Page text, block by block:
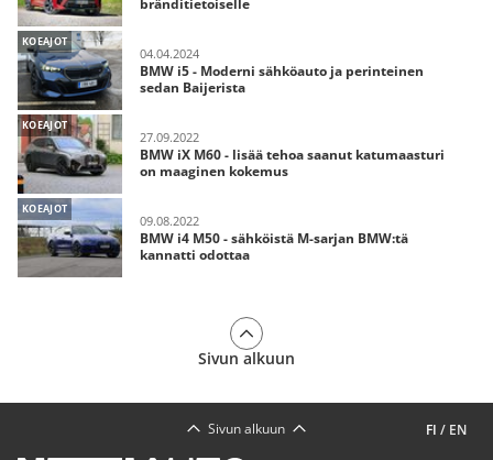
bränditietoiselle
KOEAJOT
04.04.2024
BMW i5 - Moderni sähköauto ja perinteinen
sedan Baijerista
KOEAJOT
27.09.2022
BMW iX M60 - lisää tehoa saanut katumaasturi
on maaginen kokemus
KOEAJOT
09.08.2022
BMW i4 M50 - sähköistä M-sarjan BMW:tä
kannatti odottaa
Sivun alkuun
FI / EN
Sivun alkuun